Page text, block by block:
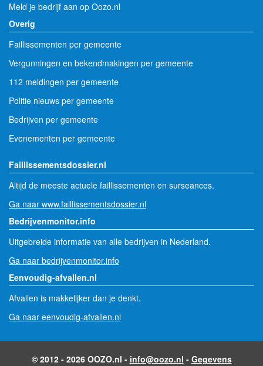
Meld je bedrijf aan op Oozo.nl
Overig
Faillissementen per gemeente
Vergunningen en bekendmakingen per gemeente
112 meldingen per gemeente
Politie nieuws per gemeente
Bedrijven per gemeente
Evenementen per gemeente
Faillissementsdossier.nl
Altijd de meeste actuele faillissementen en surseances.
Ga naar www.faillissementsdossier.nl
Bedrijvenmonitor.info
Uitgebreide informatie van alle bedrijven in Nederland.
Ga naar bedrijvenmonitor.info
Eenvoudig-afvallen.nl
Afvallen is makkelijker dan je denkt.
Ga naar eenvoudig-afvallen.nl
© 2012 - 2026 OOZO.nl - info@oozo.nl - Gegevens